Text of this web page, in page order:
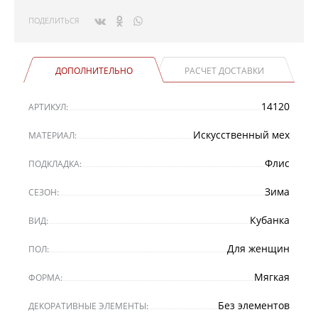
ПОДЕЛИТЬСЯ
ДОПОЛНИТЕЛЬНО РАСЧЕТ ДОСТАВКИ
АРТИКУЛ: 14120
МАТЕРИАЛ: Искусственный мех
ПОДКЛАДКА: Флис
СЕЗОН: Зима
ВИД: Кубанка
ПОЛ: Для женщин
ФОРМА: Мягкая
ДЕКОРАТИВНЫЕ ЭЛЕМЕНТЫ: Без элементов